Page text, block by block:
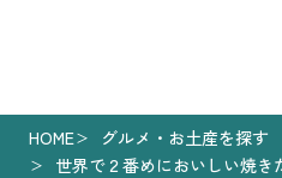
HOME
グルメ・お土産を探す
世界で２番めにおいしい焼